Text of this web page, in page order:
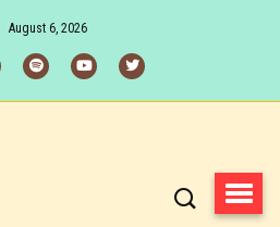
August 6, 2026